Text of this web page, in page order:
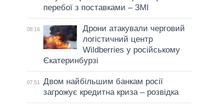
перебої з поставками – ЗМІ
08:16
Дрони атакували черговий
логістичний центр
Wildberries у російському
Єкатеринбурзі
07:51
Двом найбільшим банкам росії
загрожує кредитна криза – розвідка